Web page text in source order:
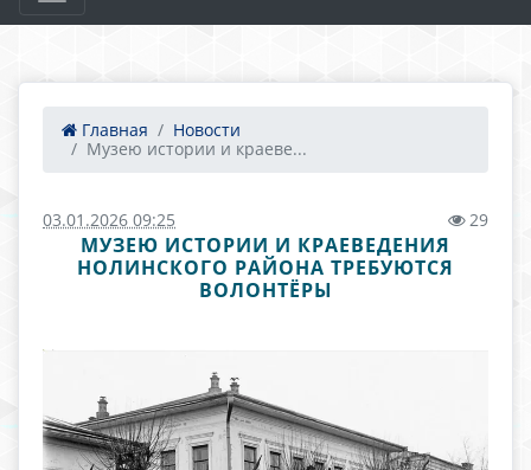
Главная
Новости
Музею истории и краеве...
03.01.2026 09:25 29
МУЗЕЮ ИСТОРИИ И КРАЕВЕДЕНИЯ
НОЛИНСКОГО РАЙОНА ТРЕБУЮТСЯ
ВОЛОНТЁРЫ